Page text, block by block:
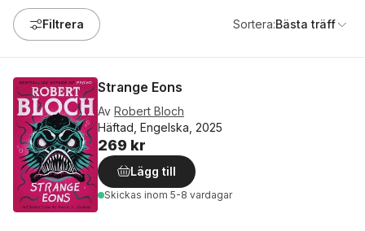
Filtrera Sortera:Bästa träff
Strange Eons
Av Robert Bloch
Häftad, Engelska, 2025
269 kr
Lägg till
Skickas inom 5-8 vardagar